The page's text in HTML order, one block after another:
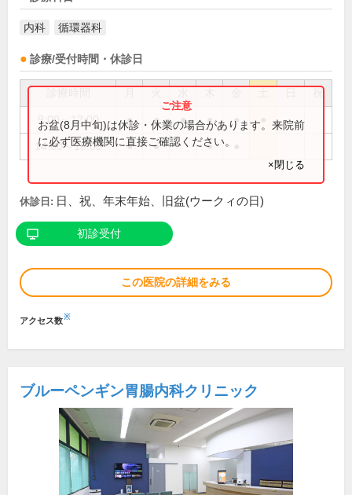
内科 循環器科
診療/受付時間・休診日
祝
9:00～12:00 ● ● ● ● ●
14:00～18:00 ● ● ●
お盆(8月中旬)は休診・休業の場合があります。来院前
に必ず医療機関に直接ご確認ください。
×閉じる
休診日: 日、祝、年末年始、旧盆(ウークィの日)
初診受付
この医院の詳細をみる
アクセス数※
ブルーペンギン胃腸内科クリニック